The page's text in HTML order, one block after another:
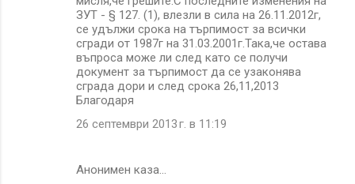
ЗУТ - § 127. (1), влезли в сила на 26.11.2012г,
се удължи срока на търпимост за всички
сгради от 1987г на 31.03.2001г.Така,че остава
въпроса може ли след като се получи
документ за търпимост да се узаконява
сграда дори и след срока 26,11,2013
Благодаря
26 септември 2013 г. в 11:19
Анонимен каза…